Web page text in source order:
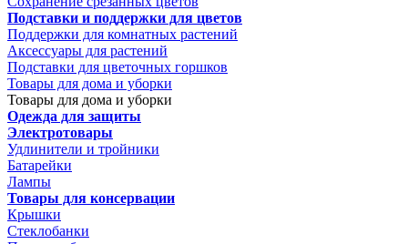
Подставки и поддержки для цветов
Поддержки для комнатных растений
Аксессуары для растений
Подставки для цветочных горшков
Товары для дома и уборки
Товары для дома и уборки
Одежда для защиты
Электротовары
Удлинители и тройники
Батарейки
Лампы
Товары для консервации
Крышки
Стеклобанки